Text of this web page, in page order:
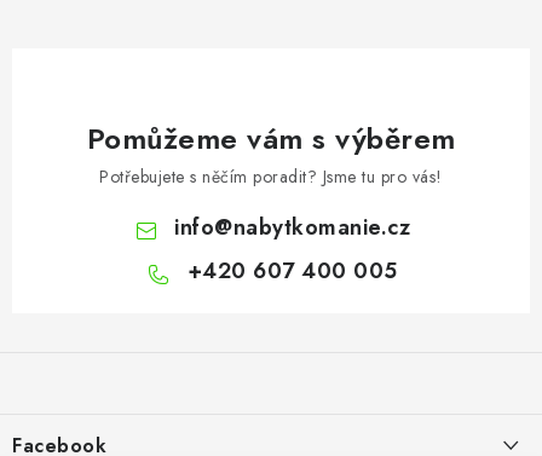
Pomůžeme vám s výběrem
Potřebujete s něčím poradit? Jsme tu pro vás!
info@nabytkomanie.cz
+420 607 400 005
aFacebook